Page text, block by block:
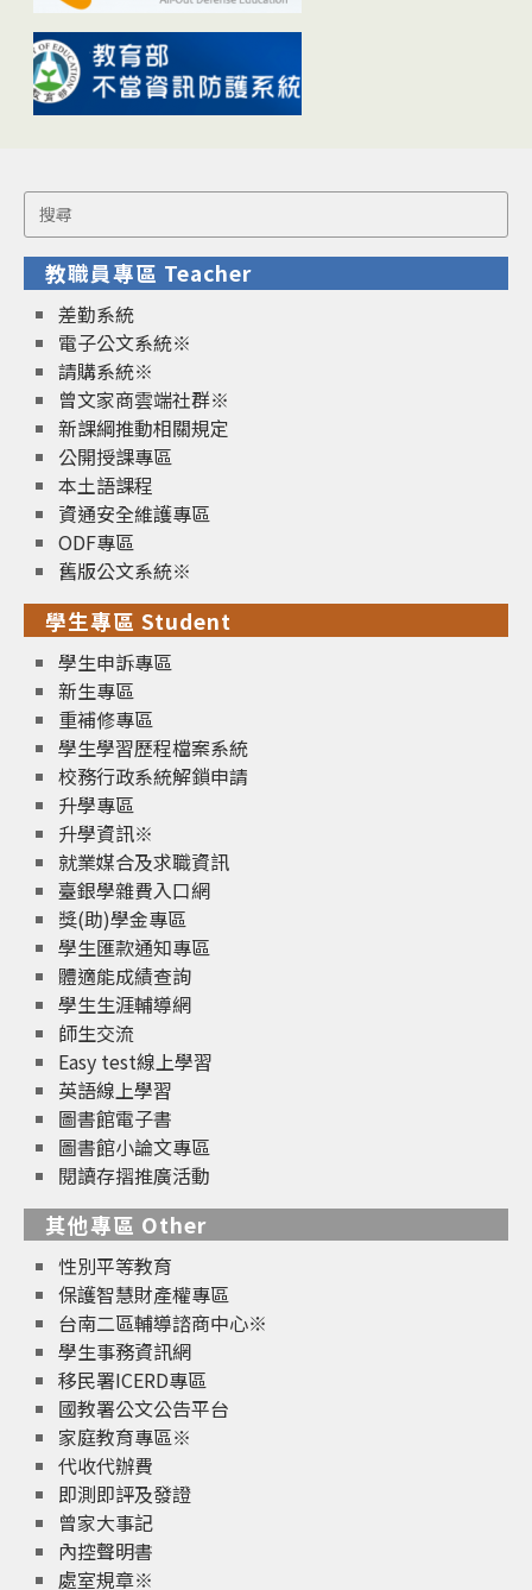
Search
for:
教職員專區 Teacher
差勤系統
電子公文系統※
請購系統※
曾文家商雲端社群※
新課綱推動相關規定
公開授課專區
本土語課程
資通安全維護專區
ODF專區
舊版公文系統※
學生專區 Student
學生申訴專區
新生專區
重補修專區
學生學習歷程檔案系統
校務行政系統解鎖申請
升學專區
升學資訊※
就業媒合及求職資訊
臺銀學雜費入口網
獎(助)學金專區
學生匯款通知專區
體適能成績查詢
學生生涯輔導網
師生交流
Easy test線上學習
英語線上學習
圖書館電子書
圖書館小論文專區
閱讀存摺推廣活動
其他專區 Other
性別平等教育
保護智慧財產權專區
台南二區輔導諮商中心※
學生事務資訊網
移民署ICERD專區
國教署公文公告平台
家庭教育專區※
代收代辦費
即測即評及發證
曾家大事記
內控聲明書
處室規章※